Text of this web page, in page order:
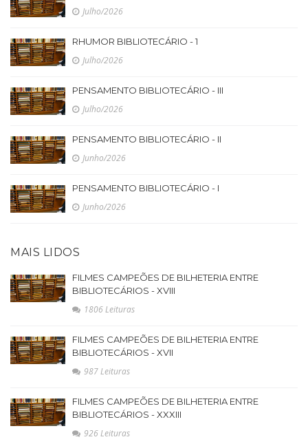
Julho/2026
RHUMOR BIBLIOTECÁRIO - 1
Julho/2026
PENSAMENTO BIBLIOTECÁRIO - III
Julho/2026
PENSAMENTO BIBLIOTECÁRIO - II
Junho/2026
PENSAMENTO BIBLIOTECÁRIO - I
Junho/2026
MAIS LIDOS
FILMES CAMPEÕES DE BILHETERIA ENTRE
BIBLIOTECÁRIOS - XVIII
1806 Leituras
FILMES CAMPEÕES DE BILHETERIA ENTRE
BIBLIOTECÁRIOS - XVII
987 Leituras
FILMES CAMPEÕES DE BILHETERIA ENTRE
BIBLIOTECÁRIOS - XXXIII
926 Leituras